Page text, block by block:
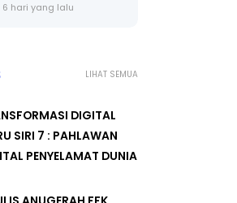
6 hari yang lalu
LIHAT SEMUA
DIGITAL
SIRI 7 : PAHLAWAN
PENYELAMAT DUNIA